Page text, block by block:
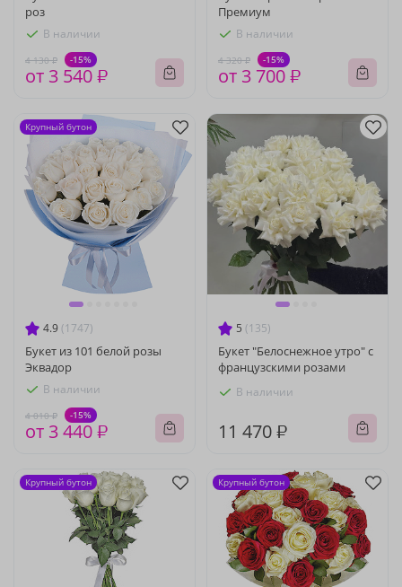
роз
В наличии
4 130 ₽ -15%
от 3 540 ₽
Премиум
В наличии
4 320 ₽ -15%
от 3 700 ₽
4.9 (1747)
Букет из 101 белой розы
Эквадор
В наличии
4 010 ₽ -15%
от 3 440 ₽
Крупный бутон
5 (135)
Букет "Белоснежное утро" с
французскими розами
В наличии
11 470 ₽
Крупный бутон Крупный бутон